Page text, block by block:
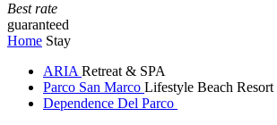
Best rate
guaranteed
Home Stay
ARIA Retreat & SPA
Parco San Marco Lifestyle Beach Resort
Dependence Del Parco